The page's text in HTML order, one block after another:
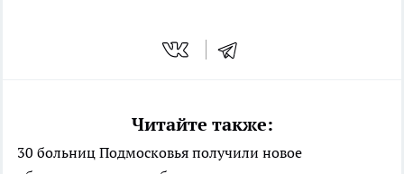
Читайте также:
30 больниц Подмосковья получили новое